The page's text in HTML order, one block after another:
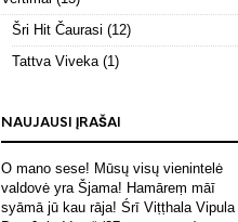
Šri Hit Čaurasi (12)
Tattva Viveka (1)
NAUJAUSI ĮRAŠAI
O mano sese! Mūsų visų vienintelė
valdovė yra Šjama! Hamāreṃ māī
syāmā jū kau rāja! Śrī Viṭṭhala Vipula